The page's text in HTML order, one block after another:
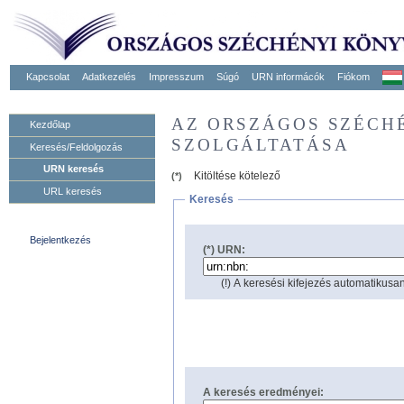
Kapcsolat Adatkezelés Impresszum Súgó URN informácók Fiókom
Kezdőlap
Keresés/Feldolgozás
URN keresés
URL keresés
Bejelentkezés
AZ ORSZÁGOS
SZOLGÁLTATÁSA
(*)
Kitöltése kötelező
Keresés
(*) URN:
(!) A keresési kifejezés
A keresés eredményei: